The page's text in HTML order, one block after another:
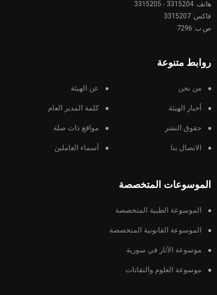
هاتف: 3315204 - 3315205
فاكس: 3315207
ص.ب: 7296
روابط متنوعة
من نحن عن الهيئة
أخبار الهيئة كلمة المدير العام
حقوق النشر مواقع ذات صلة
الاتصال بنا أسماء العاملين
الموسوعات المتخصصة
الموسوعة الطبية المتخصصة
الموسوعة القانونية المتخصصة
موسوعة الآثار في سورية
موسوعة العلوم والتقانات